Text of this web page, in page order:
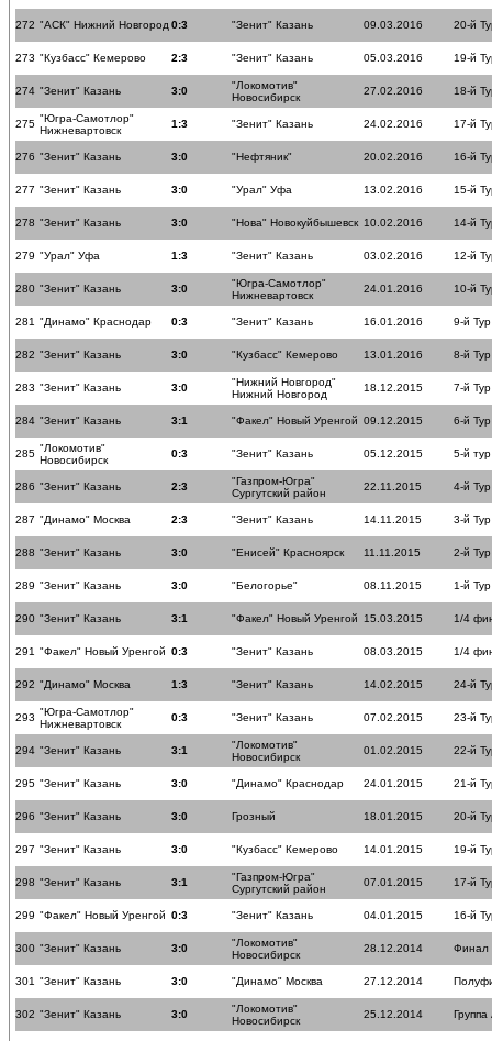
272 "АСК" Нижний Новгород 0:3 "Зенит" Казань 09.03.2016 20-й
273 "Кузбасс" Кемерово 2:3 "Зенит" Казань 05.03.2016 19-й
274 "Зенит" Казань 3:0
"Локомотив"
Новосибирск
27.02.2016 18-й
275 "Югра-Самотлор"
Нижневартовск
1:3 "Зенит" Казань 24.02.2016 17-й
276 "Зенит" Казань 3:0 "Нефтяник" 20.02.2016 16-й
277 "Зенит" Казань 3:0 "Урал" Уфа 13.02.2016 15-й
278 "Зенит" Казань 3:0 "Нова" Новокуйбышевск 10.02.2016 14-й
279 "Урал" Уфа 1:3 "Зенит" Казань 03.02.2016 12-й
280 "Зенит" Казань 3:0
"Югра-Самотлор"
Нижневартовск
24.01.2016 10-й
281 "Динамо" Краснодар 0:3 "Зенит" Казань 16.01.2016 9-й Тур
282 "Зенит" Казань 3:0 "Кузбасс" Кемерово 13.01.2016 8-й Тур
283 "Зенит" Казань 3:0
"Нижний Новгород"
Нижний Новгород
18.12.2015 7-й Тур
284 "Зенит" Казань 3:1 "Факел" Новый Уренгой 09.12.2015 6-й Тур
285 "Локомотив"
Новосибирск
0:3 "Зенит" Казань 05.12.2015 5-й тур
286 "Зенит" Казань 2:3
"Газпром-Югра"
Сургутский район
22.11.2015 4-й Тур
287 "Динамо" Москва 2:3 "Зенит" Казань 14.11.2015 3-й Тур
288 "Зенит" Казань 3:0 "Енисей" Красноярск 11.11.2015 2-й Тур
289 "Зенит" Казань 3:0 "Белогорье" 08.11.2015 1-й Тур
290 "Зенит" Казань 3:1 "Факел" Новый Уренгой 15.03.2015 1/4
291 "Факел" Новый Уренгой 0:3 "Зенит" Казань 08.03.2015 1/4
292 "Динамо" Москва 1:3 "Зенит" Казань 14.02.2015 24-й
293 "Югра-Самотлор"
Нижневартовск
0:3 "Зенит" Казань 07.02.2015 23-й
294 "Зенит" Казань 3:1
"Локомотив"
Новосибирск
01.02.2015 22-й
295 "Зенит" Казань 3:0 "Динамо" Краснодар 24.01.2015 21-й
296 "Зенит" Казань 3:0 Грозный 18.01.2015 20-й
297 "Зенит" Казань 3:0 "Кузбасс" Кемерово 14.01.2015 19-й
298 "Зенит" Казань 3:1
"Газпром-Югра"
Сургутский район
07.01.2015 17-й
299 "Факел" Новый Уренгой 0:3 "Зенит" Казань 04.01.2015 16-й
300 "Зенит" Казань 3:0
"Локомотив"
Новосибирск
28.12.2014 Финал
301 "Зенит" Казань 3:0 "Динамо" Москва 27.12.2014
302 "Зенит" Казань 3:0
"Локомотив"
Новосибирск
25.12.2014 Группа